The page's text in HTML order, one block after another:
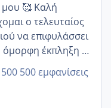
μου 🥰 Καλή
ο τελευταίος
να επιφυλάσσει
όμορφη έκπληξη 🧿
500 εμφανίσεις